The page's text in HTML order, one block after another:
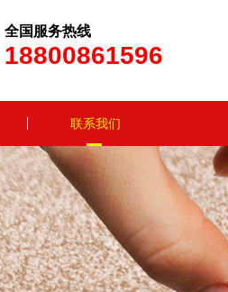
全国服务热线
18800861596
联系我们